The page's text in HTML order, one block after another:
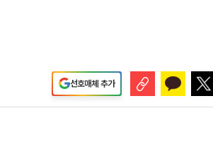
선호매체 추가